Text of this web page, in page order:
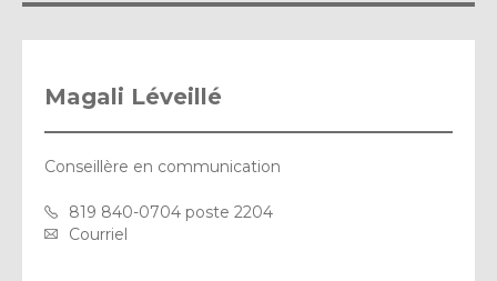
Magali Léveillé
Conseillère en communication
819 840-0704 poste 2204
Courriel